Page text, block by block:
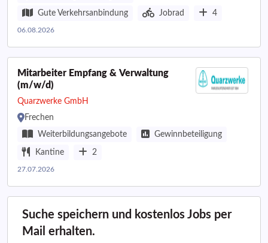
Gute Verkehrsanbindung Jobrad 4
06.08.2026
Mitarbeiter Empfang & Verwaltung
(m/w/d)
Quarzwerke GmbH
Frechen
Weiterbildungsangebote
Gewinnbeteiligung
Kantine 2
27.07.2026
Suche speichern und kostenlos Jobs per
Mail erhalten.